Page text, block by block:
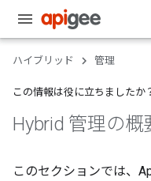
ハイブリッド 管理
この情報は役に立ちましたか
Hybrid 管理の概
このセクションでは、